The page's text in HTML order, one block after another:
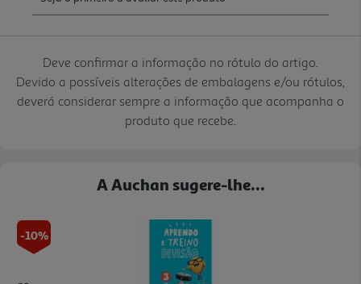
Deve confirmar a informação no rótulo do artigo.
Devido a possíveis alterações de embalagens e/ou rótulos,
deverá considerar sempre a informação que acompanha o
produto que recebe.
A Auchan sugere-lhe...
-10%